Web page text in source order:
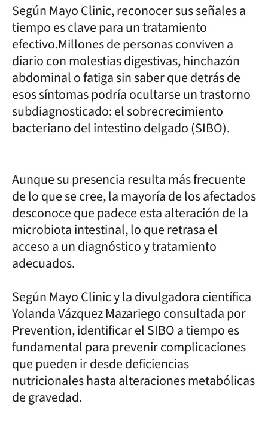
Según Mayo Clinic, reconocer sus señales a
tiempo es clave para un tratamiento
efectivo.Millones de personas conviven a
diario con molestias digestivas, hinchazón
abdominal o fatiga sin saber que detrás de
esos síntomas podría ocultarse un trastorno
subdiagnosticado: el sobrecrecimiento
bacteriano del intestino delgado (SIBO).
Aunque su presencia resulta más frecuente
de lo que se cree, la mayoría de los afectados
desconoce que padece esta alteración de la
microbiota intestinal, lo que retrasa el
acceso a un diagnóstico y tratamiento
adecuados.
Según Mayo Clinic y la divulgadora científica
Yolanda Vázquez Mazariego consultada por
Prevention, identificar el SIBO a tiempo es
fundamental para prevenir complicaciones
que pueden ir desde deficiencias
nutricionales hasta alteraciones metabólicas
de gravedad.